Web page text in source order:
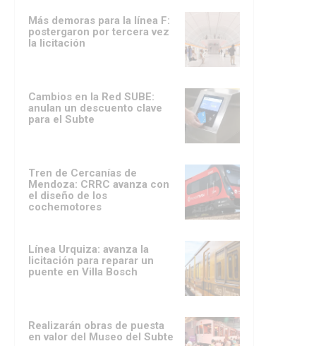
Más demoras para la línea F:
postergaron por tercera vez
la licitación
Cambios en la Red SUBE:
anulan un descuento clave
para el Subte
Tren de Cercanías de
Mendoza: CRRC avanza con
el diseño de los
cochemotores
Línea Urquiza: avanza la
licitación para reparar un
puente en Villa Bosch
Realizarán obras de puesta
en valor del Museo del Subte